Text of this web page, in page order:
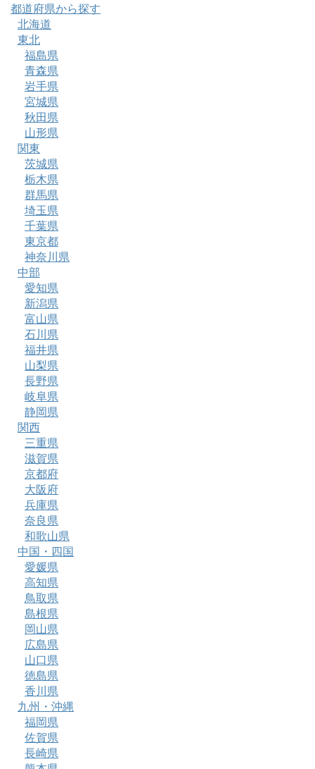
都道府県から探す
北海道
東北
福島県
青森県
岩手県
宮城県
秋田県
山形県
関東
茨城県
栃木県
群馬県
埼玉県
千葉県
東京都
神奈川県
中部
愛知県
新潟県
富山県
石川県
福井県
山梨県
長野県
岐阜県
静岡県
関西
三重県
滋賀県
京都府
大阪府
兵庫県
奈良県
和歌山県
中国・四国
愛媛県
高知県
鳥取県
島根県
岡山県
広島県
山口県
徳島県
香川県
九州・沖縄
福岡県
佐賀県
長崎県